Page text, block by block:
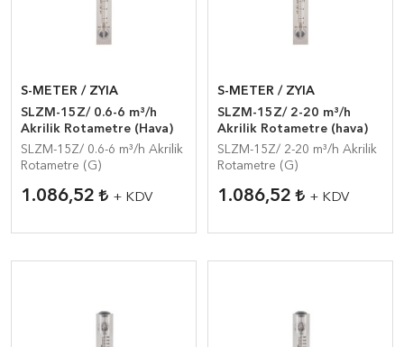
S-METER / ZYIA
SLZM-15Z/ 0.6-6 m³/h
Akrilik Rotametre (Hava)
SLZM-15Z/ 0.6-6 m³/h Akrilik
Rotametre (G)
1.086,52 + KDV
S-METER / ZYIA
SLZM-15Z/ 2-20 m³/h
Akrilik Rotametre (hava)
SLZM-15Z/ 2-20 m³/h Akrilik
Rotametre (G)
1.086,52 + KDV